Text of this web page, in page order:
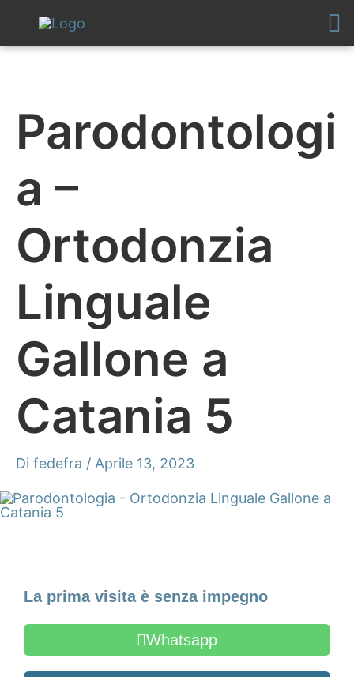
contenuto
Parodontologi
a –
Ortodonzia
Linguale
Gallone a
Catania 5
Di fedefra / Aprile 13, 2023
La prima visita è senza impegno
Whatsapp